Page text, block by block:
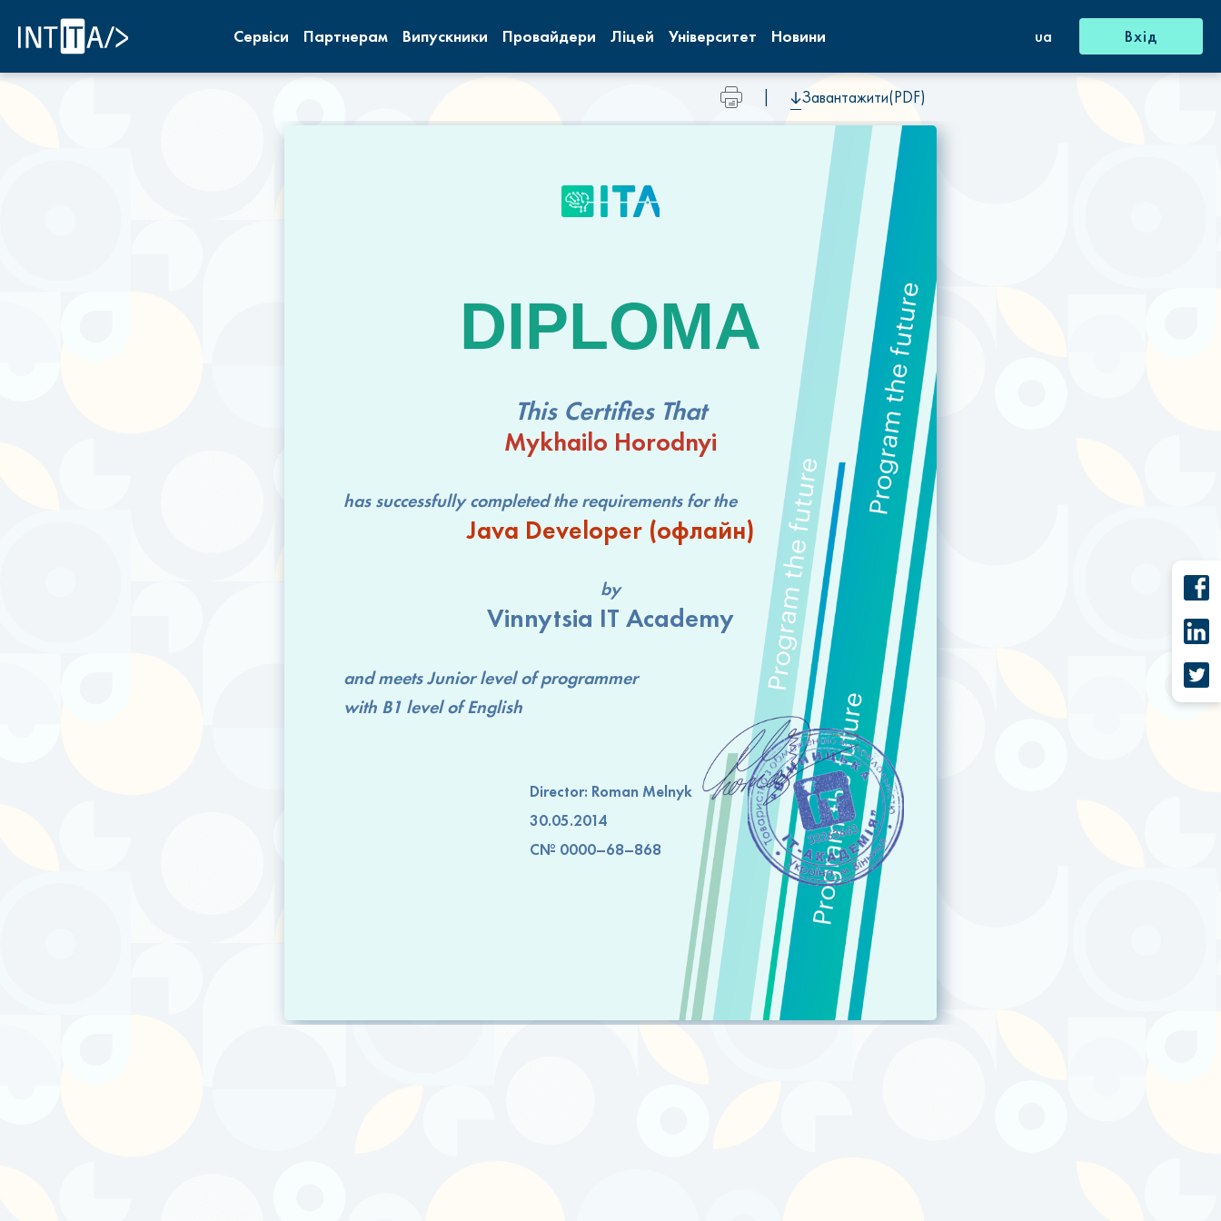
Сервіси Партнерам Випускники Провайдери Ліцей Університет Новини ua Вхід
| Завантажити(PDF)
DIPLOMA
This Certifies That
Mykhailo Horodnyi
has successfully completed the requirements for the
Java Developer (офлайн)
by
Vinnytsia IT Academy
and meetsJunior levelof programmer
with B1 levelof English
Director: Roman Melnyk
30.05.2014
C№ 0000–68–868